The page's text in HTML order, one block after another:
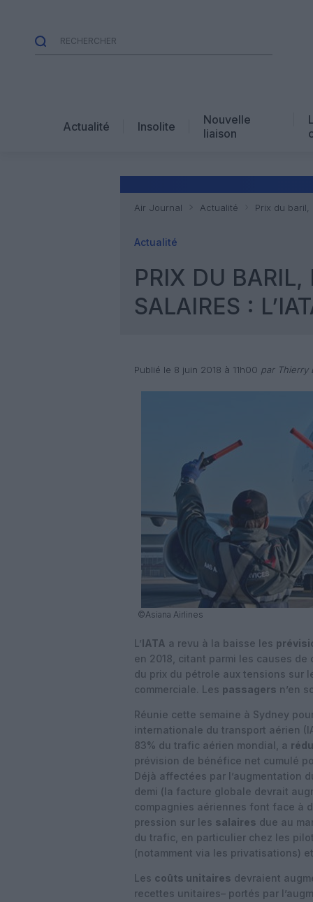
Actualité Insolite
Nouvelle
liaison
Air Journal Actualité Prix du baril,
Actualité
PRIX DU BARIL,
SALAIRES :
Publié le 8 juin 2018 à 11h00 par Thierry
©Asiana Airlines
L’IATA a revu à la baisse les
en 2018, citant parmi les causes
du prix du pétrole aux tensions sur
commerciale. Les passagers n’en
Réunie cette semaine à Sydney
internationale du transport aérien
83% du trafic aérien mondial, a
prévision de bénéfice net cumulé
Déjà affectées par l’augmentation
demi (la facture globale devrait
compagnies aériennes font face à
pression sur les salaires due au
du trafic, en particulier chez les
(notamment via les privatisations)
Les coûts unitaires devraient
recettes unitaires– portés par